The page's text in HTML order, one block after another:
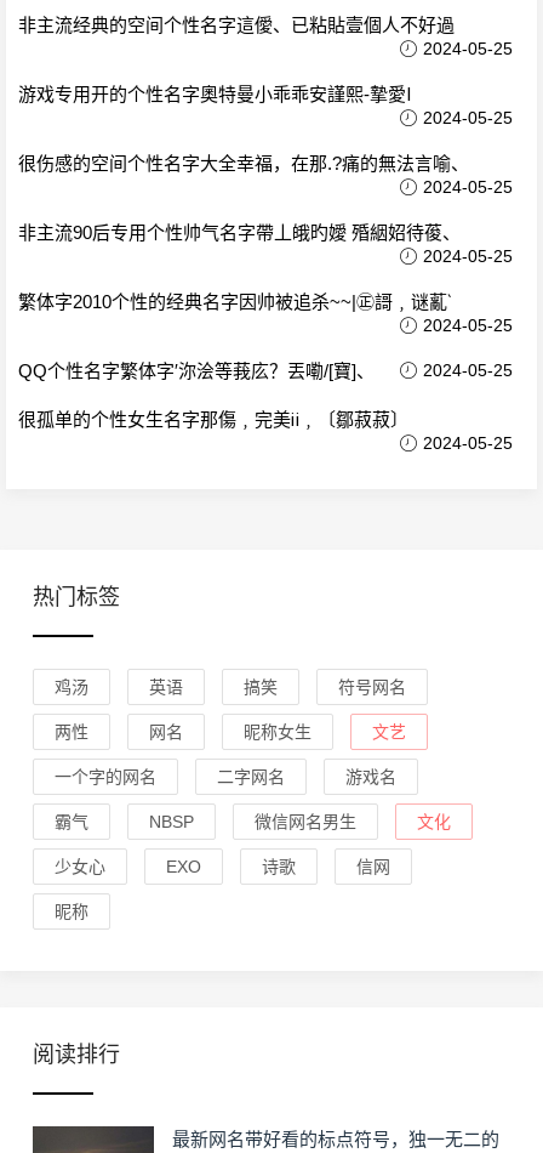
非主流经典的空间个性名字這僾、已粘貼壹個人不好過
2024-05-25
游戏专用开的个性名字奧特曼小乖乖安謹熙-摯愛Ⅰ
2024-05-25
很伤感的空间个性名字大全幸福，在那.?痛的無法言喻、
2024-05-25
非主流90后专用个性帅气名字帶丄皒旳嬡 殙絪妱待葰、
2024-05-25
繁体字2010个性的经典名字因帅被追杀~~|㊣謌﹐谜薍‵
2024-05-25
QQ个性名字繁体字′沵浍等莪庅？丟嘞/[寶]、 2024-05-25
很孤单的个性女生名字那傷﹐完美ⅱ﹐〔鄒菽菽〕
2024-05-25
热门标签
鸡汤 英语 搞笑 符号网名
两性 网名 昵称女生 文艺
一个字的网名 二字网名 游戏名
霸气 NBSP 微信网名男生 文化
少女心 EXO 诗歌 信网
昵称
阅读排行
最新网名带好看的标点符号，独一无二的